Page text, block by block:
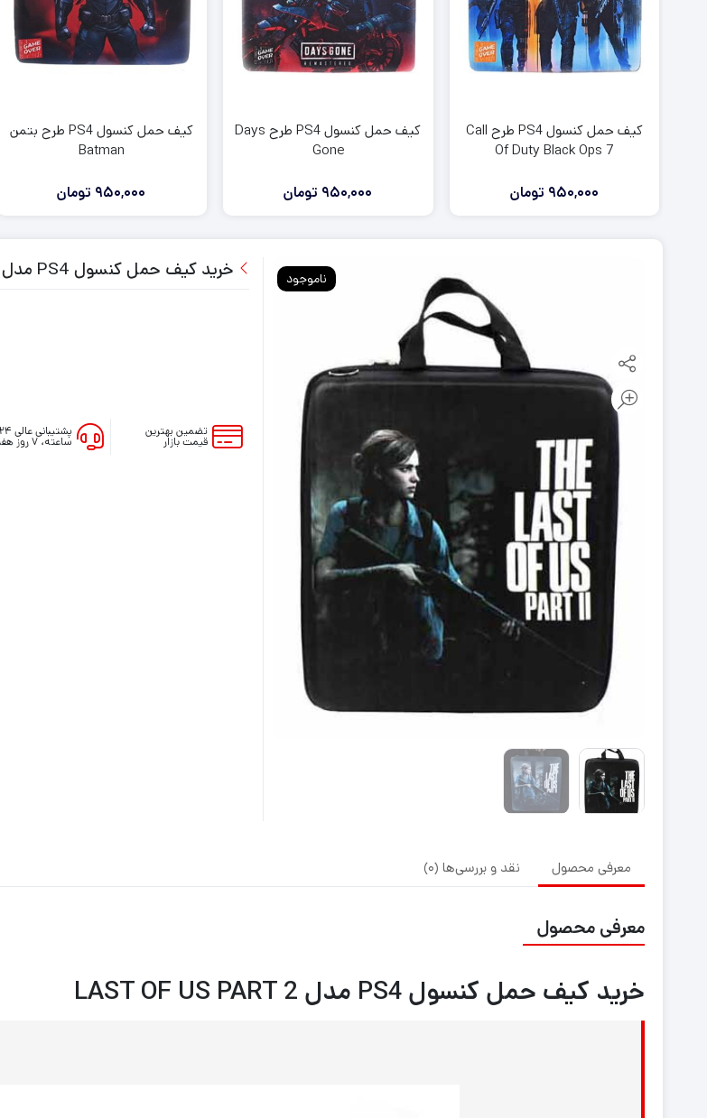
لوازم جانبی ایکس باکس 360
کیف حمل کنسول PS4 طرح Call
Of Duty Black Ops 7
950,000 تومان
کیف حمل کنسول PS4 طرح Days
Gone
950,000 تومان
کیف حمل کنسول PS4 طرح بتمن
Batman
950,000 تومان
ناموجود خرید کیف حمل کنسول PS4 مدل LAST OF US PART 2
تضمین بهترین
قیمت بازار
پشتیبانی عالی ۲۴
ساعته، ۷ روز هفته
معرفی محصول نقد و بررسی‌ها (0)
معرفی محصول
خرید کیف حمل کنسول PS4 مدل LAST OF US PART 2